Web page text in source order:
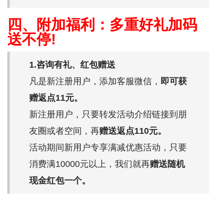
四、附加福利：多重好礼加码
送不停!
1.咨询有礼、红包赠送
凡是新注册用户，添加客服微信， 即可获
赠返点11元。
新注册用户，只要转发活动介绍链接到朋
友圈或者空间，再赠送返点110元。
活动期间新用户专享满减优惠活动，只要
消费满10000元以上，我们就再赠送随机
现金红包一个。